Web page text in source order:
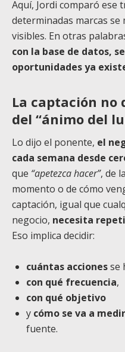
Aquí, Jordi comparó ese
determinadas marcas
visibles. En otras
con la base de datos,
oportunidades ya
La captación no
del “ánimo del
Lo dijo el ponente, el
cada semana desde
que “apetezca hacer”, de
momento o de cómo
captación, igual que
negocio, necesita
Eso implica decidir:
cuántas accionesse
con qué frecuencia,
con qué objetivo
y cómo se va a medir
fuente.